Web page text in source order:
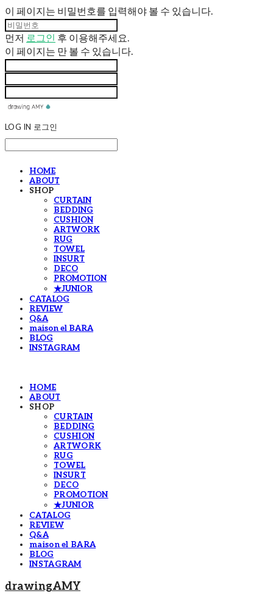
이 페이지는 비밀번호를 입력해야 볼 수 있습니다.
먼저 로그인 후 이용해주세요.
이 페이지는 만 볼 수 있습니다.
LOG IN 로그인
HOME
ABOUT
SHOP
CURTAIN
BEDDING
CUSHION
ARTWORK
RUG
TOWEL
INSURT
DECO
PROMOTION
★JUNIOR
CATALOG
REVIEW
Q&A
maison el BARA
BLOG
INSTAGRAM
HOME
ABOUT
SHOP
CURTAIN
BEDDING
CUSHION
ARTWORK
RUG
TOWEL
INSURT
DECO
PROMOTION
★JUNIOR
CATALOG
REVIEW
Q&A
maison el BARA
BLOG
INSTAGRAM
drawingAMY